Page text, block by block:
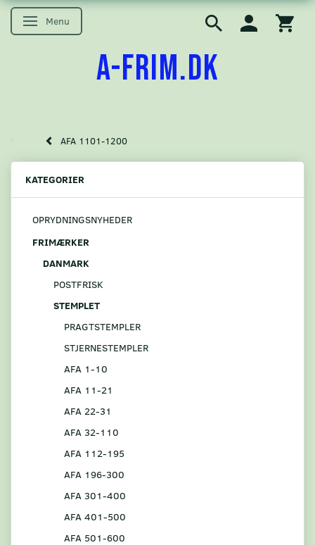
Skifte navigation
Menu
A-FRIM.DK
AFA 1101-1200
KATEGORIER
OPRYDNINGSNYHEDER
FRIMÆRKER
DANMARK
POSTFRISK
STEMPLET
PRAGTSTEMPLER
STJERNESTEMPLER
AFA 1-10
AFA 11-21
AFA 22-31
AFA 32-110
AFA 112-195
AFA 196-300
AFA 301-400
AFA 401-500
AFA 501-600